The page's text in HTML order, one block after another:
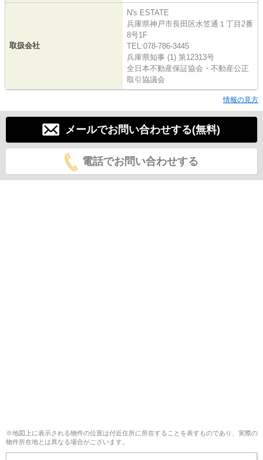
取扱会社
N's ESTATE
兵庫県神戸市長田区水笠通１丁目2番
8号1F
TEL:078-786-3445
兵庫県知事 (1) 第12313号
全日本不動産保証協会・不動産公正
取引協議会
情報の見方
メールでお問い合わせする(無料)
電話でお問い合わせする
※地図上に表示される物件の位置は付近住所に所在することを表すものであり、実際の
物件所在地とは異なる場合がございます。